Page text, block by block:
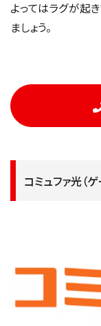
よってはラグが起
ましょう。
コミュファ光（